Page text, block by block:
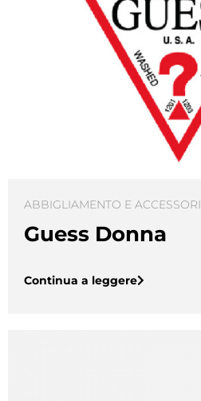
ABBIGLIAMENTO E ACCESSORI
Guess Donna
Continua a leggere